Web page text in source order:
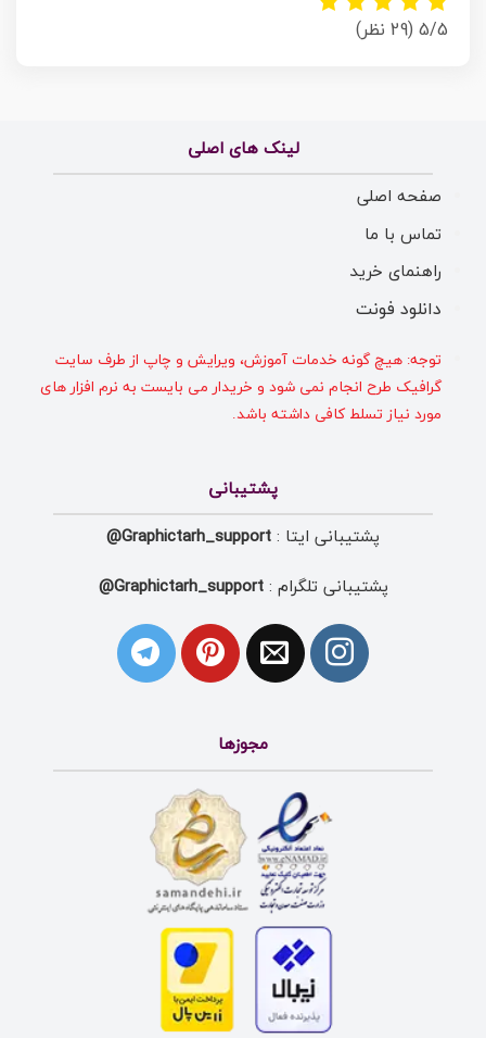
5/5 (29 نظر)
لینک های اصلی
صفحه اصلی
تماس با ما
راهنمای خرید
دانلود فونت
توجه: هیچ گونه خدمات آموزش، ویرایش و چاپ از طرف سایت
گرافیک طرح انجام نمی شود و خریدار می بایست به نرم افزار های
مورد نیاز تسلط کافی داشته باشد.
پشتیبانی
پشتیبانی ایتا : Graphictarh_support@
پشتیبانی تلگرام :Graphictarh_support@
مجوزها